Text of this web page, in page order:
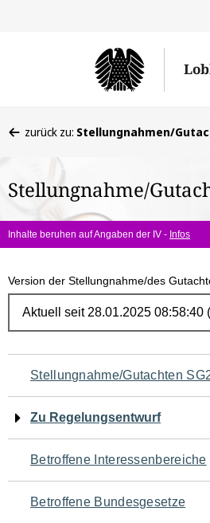
befinden
hier:
zurück zu: Stellungnahmen/
Stellungnahme/
Inhalte beruhen auf Angaben der IV - Infos
Version der Stellungnahme/des
Navigation
für
den
Seiteninhalt
Stellungnahme/Gutachten
Zu Regelungsentwurf
Betroffene Interessenbereiche
Betroffene Bundesgesetze